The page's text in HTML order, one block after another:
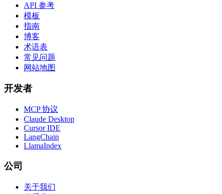
API 参考
模板
指南
博客
术语表
常见问题
网站地图
开发者
MCP 协议
Claude Desktop
Cursor IDE
LangChain
LlamaIndex
公司
关于我们